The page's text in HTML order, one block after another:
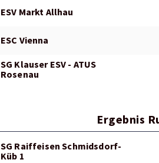
ESV Markt Allhau
ESC Vienna
SG Klauser ESV - ATUS
Rosenau
Ergebnis
SG Raiffeisen Schmidsdorf-
Küb 1